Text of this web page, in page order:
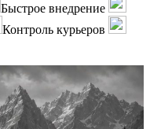
Быстрое внедрение
Контроль курьеров